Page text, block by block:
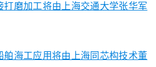
打磨加工将由上海交通大学张华军
舶海工应用将由上海同芯构技术董